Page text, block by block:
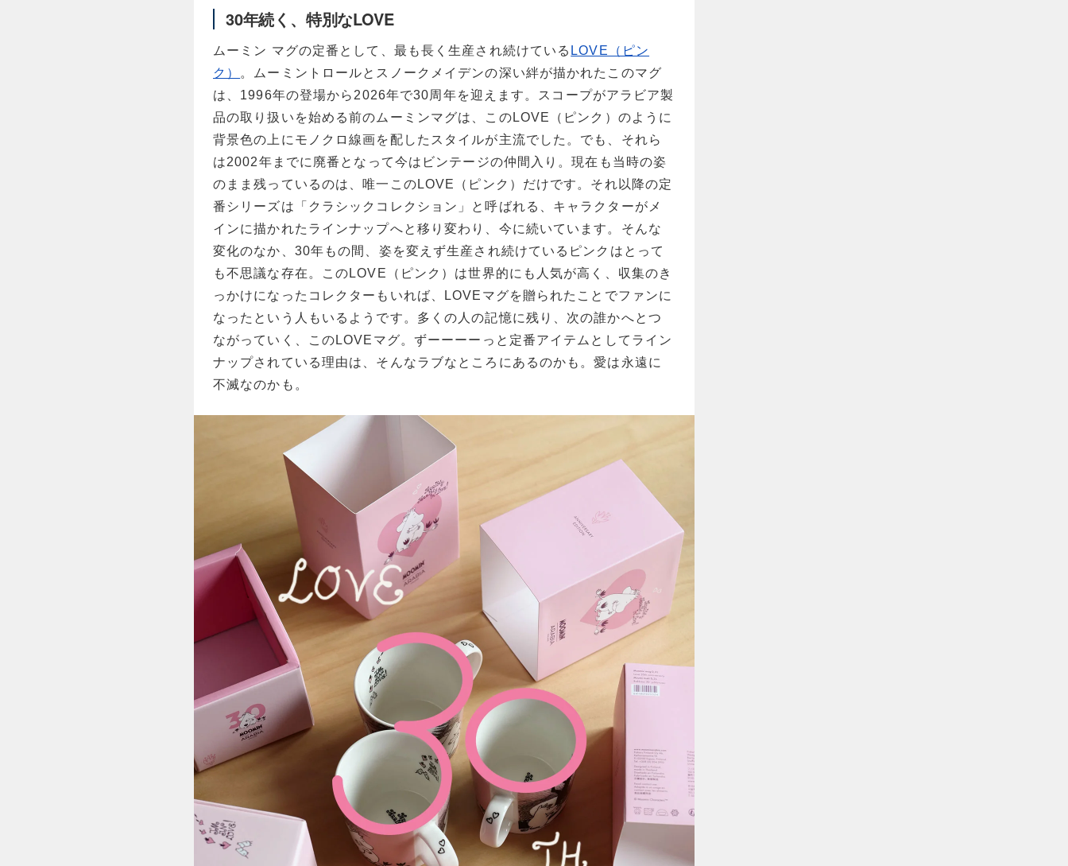
30年続く、特別なLOVE
ムーミン マグの定番として、最も長く生産され続けている LOVE（ピン
ク）
。ムーミントロールとスノークメイデンの深い絆が描かれたこのマグ
は、1996年の登場から2026年で30周年を迎えます。スコープがアラビア製
品の取り扱いを始める前のムーミンマグは、このLOVE（ピンク）のように
背景色の上にモノクロ線画を配したスタイルが主流でした。でも、それら
は2002年までに廃番となって今はビンテージの仲間入り。現在も当時の姿
のまま残っているのは、唯一このLOVE（ピンク）だけです。それ以降の定
番シリーズは「クラシックコレクション」と呼ばれる、キャラクターがメ
インに描かれたラインナップへと移り変わり、今に続いています。そんな
変化のなか、30年もの間、姿を変えず生産され続けているピンクはとって
も不思議な存在。このLOVE（ピンク）は世界的にも人気が高く、収集のき
っかけになったコレクターもいれば、LOVEマグを贈られたことでファンに
なったという人もいるようです。多くの人の記憶に残り、次の誰かへとつ
ながっていく、このLOVEマグ。ずーーーーっと定番アイテムとしてライン
ナップされている理由は、そんなラブなところにあるのかも。愛は永遠に
不滅なのかも。